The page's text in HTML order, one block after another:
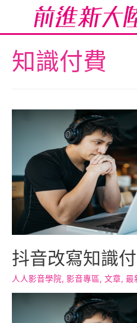
知識付費
抖音改寫知識
人人影音學院, 影音專區, 文章, 最